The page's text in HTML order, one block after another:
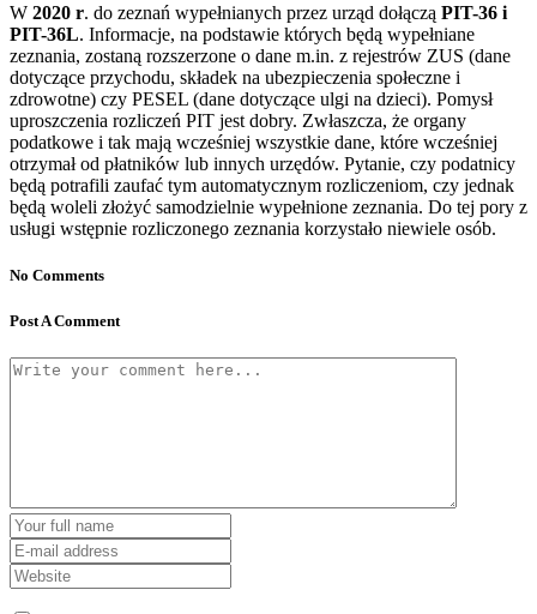
W 2020 r. do zeznań wypełnianych przez urząd dołączą PIT-36 i
PIT-36L. Informacje, na podstawie których będą wypełniane
zeznania, zostaną rozszerzone o dane m.in. z rejestrów ZUS (dane
dotyczące przychodu, składek na ubezpieczenia społeczne i
zdrowotne) czy PESEL (dane dotyczące ulgi na dzieci). Pomysł
uproszczenia rozliczeń PIT jest dobry. Zwłaszcza, że organy
podatkowe i tak mają wcześniej wszystkie dane, które wcześniej
otrzymał od płatników lub innych urzędów. Pytanie, czy podatnicy
będą potrafili zaufać tym automatycznym rozliczeniom, czy jednak
będą woleli złożyć samodzielnie wypełnione zeznania. Do tej pory z
usługi wstępnie rozliczonego zeznania korzystało niewiele osób.
No Comments
Post A Comment